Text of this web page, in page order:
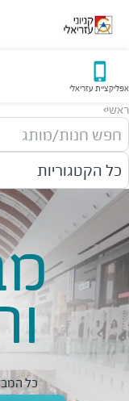
אפליקציית עזריאלי
ראשי>
חפש חנות/מותג
כל הקטגוריות
כל